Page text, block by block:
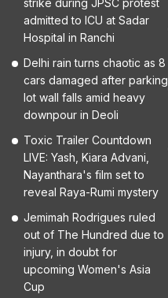
strike during JPSC protest
admitted to ICU at Sadar
Hospital in Ranchi
Delhi rain turns chaotic as 8
cars damaged after parking
lot wall falls amid heavy
downpour in Deoli
Toxic Trailer Countdown
LIVE: Yash, Kiara Advani,
Nayanthara's film set to
reveal Raya-Rumi mystery
Jemimah Rodrigues ruled
out of The Hundred due to
injury, in doubt for
upcoming Women's Asia
Cup